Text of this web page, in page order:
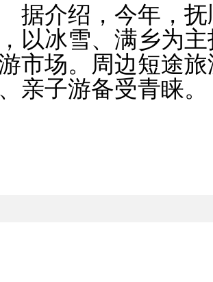
介绍，今年，抚
以冰雪、满乡为
市场。周边短途
亲子游备受青睐。